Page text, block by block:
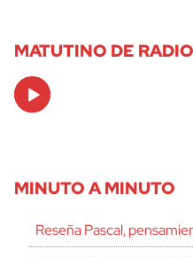
MATUTINO DE
Audio
Player
MINUTO A MINUTO
Reseña Pascal,